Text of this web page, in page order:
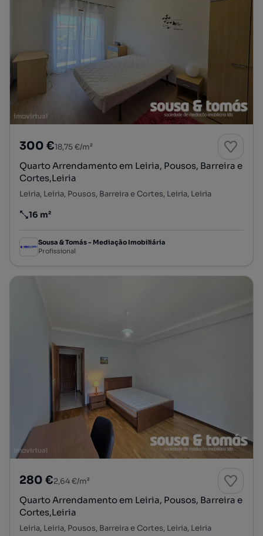
300 €18,75 €/m²
Quarto Arrendamento em Leiria, Pousos, Barreira e
Cortes,Leiria
Leiria, Leiria, Pousos, Barreira e Cortes, Leiria, Leiria
Preço por metro quadrado
16 m²
Sousa & Tomás - Mediação Imobiliária
Profissional
280 €2,64 €/m²
Quarto Arrendamento em Leiria, Pousos, Barreira e
Cortes,Leiria
Leiria, Leiria, Pousos, Barreira e Cortes, Leiria, Leiria